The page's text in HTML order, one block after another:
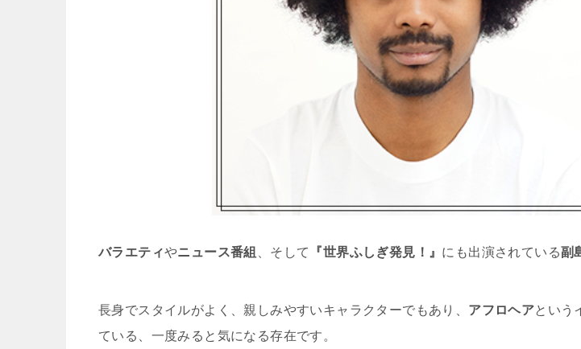
バラエティやニュース番組 、そして 『世界ふしぎ発見！』 にも出演されている副
長身でスタイルがよく、親しみやすいキャラクターでもあり、 アフロヘアという
ている、一度みると気になる存在です。